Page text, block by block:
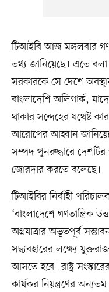
টিআইবি আজ মঙ্গলবার
তথ্য জানিয়েছে। এতে বলা
সরকারকে সে দেশে
বাংলাদেশি অলিগার্ক,
থাকার সন্দেহের যথেষ্ট
আরোপের আহ্বান
সম্পদ পুনরুদ্ধারে দেশটির
জোরদার করতে বলেছে।
টিআইবির নির্বাহী
‘বাংলাদেশে
অগ্রযাত্রার অভূতপূর্ব
সদ্ব্যবহারের লক্ষ্যে
আসতে হবে। রাষ্ট্র
কার্যকর নিয়ন্ত্রণের